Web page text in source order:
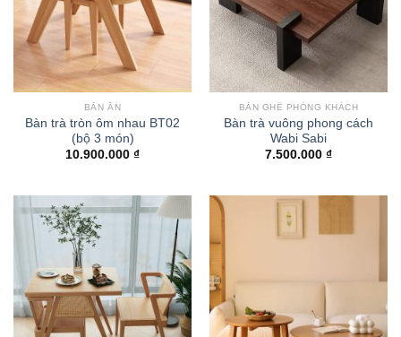
BÀN ĂN
Bàn trà tròn ôm nhau BT02
(bộ 3 món)
10.900.000 ₫
BÀN GHẾ PHÒNG KHÁCH
Bàn trà vuông phong cách
Wabi Sabi
7.500.000 ₫